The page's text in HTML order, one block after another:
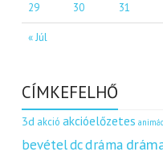
« Júl
29 30 31
CÍMKEFELHŐ
3d akció akcióelőzetes
bevételdcdráma